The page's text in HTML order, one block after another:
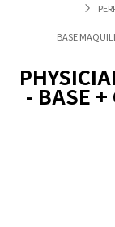
BASE
- BASE +